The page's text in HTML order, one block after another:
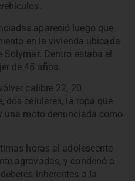
apareció luego que
en la vivienda ubicada
Solymar. Dentro estaba el
de 45 años.
calibre 22, 20
dos celulares, la ropa que
una moto denunciada como
horas al adolescente
agravadas, y condenó a
inherentes a la